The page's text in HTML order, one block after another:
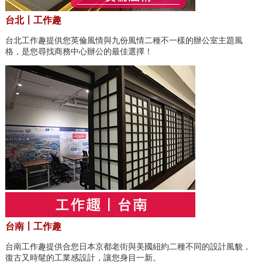
台北〡工作趣
台北工作趣提供您英倫風情與九份風情二種不一樣的辦公室主題風
格，是您尋找商務中心辦公的最佳選擇！
台南〡工作趣
台南工作趣提供合您日本京都老街與美國紐約二種不同的設計風貌，
復古又時髦的工業感設計，讓您身目一新。